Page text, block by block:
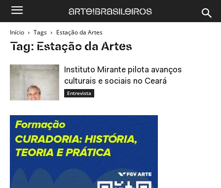
Início Tags Estação da Artes
Tag: Estação da Artes
Instituto Mirante pilota avanços
culturais e sociais no Ceará
Entrevista